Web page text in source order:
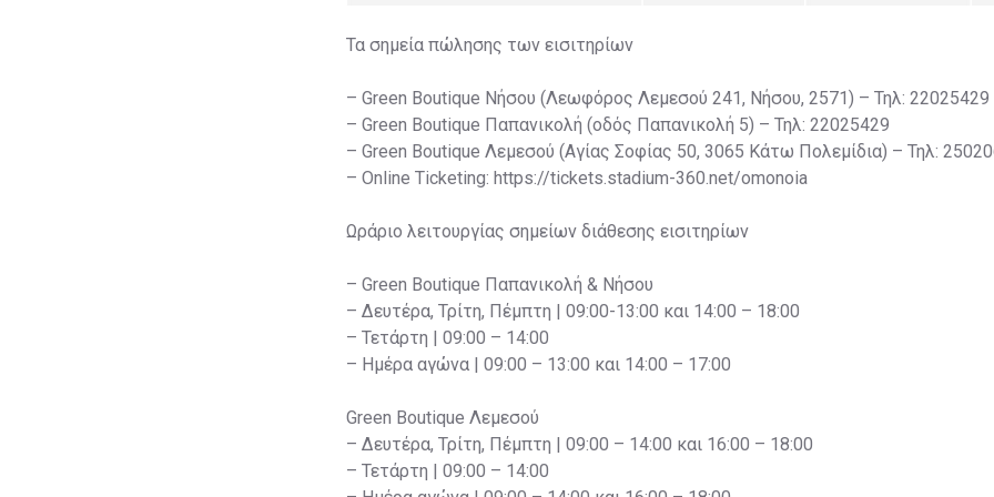
Τα σημεία πώλησης των εισιτηρίων
– Green Boutique Νήσου (Λεωφόρος Λεμεσού 241, Νήσου, 2571) – Τηλ: 22025429
– Green Boutique Παπανικολή (οδός Παπανικολή 5) – Τηλ: 22025429
– Green Boutique Λεμεσού (Αγίας Σοφίας 50, 3065 Κάτω Πολεμίδια) – Τηλ:
– Online Ticketing: https://tickets.stadium-360.net/omonoia
Ωράριο λειτουργίας σημείων διάθεσης εισιτηρίων
– Green Boutique Παπανικολή & Νήσου
– Δευτέρα, Τρίτη, Πέμπτη | 09:00-13:00 και 14:00 – 18:00
– Τετάρτη | 09:00 – 14:00
– Ημέρα αγώνα | 09:00 – 13:00 και 14:00 – 17:00
Green Boutique Λεμεσού
– Δευτέρα, Τρίτη, Πέμπτη | 09:00 – 14:00 και 16:00 – 18:00
– Τετάρτη | 09:00 – 14:00